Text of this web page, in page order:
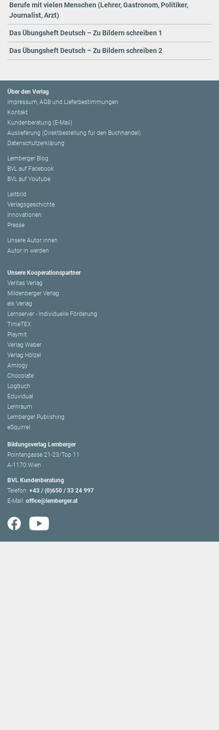
Berufe mit vielen Menschen (Lehrer, Gastronom, Politiker,
Journalist, Arzt)
Das Übungsheft Deutsch – Zu Bildern schreiben 1
Das Übungsheft Deutsch – Zu Bildern schreiben 2
Über den Verlag
Impressum, AGB und Lieferbestimmungen
Kontakt
Kundenberatung (E-Mail)
Auslieferung (Direktbestellung für den Buchhandel)
Datenschutzerklärung
Lemberger Blog
BVL auf Facebook
BVL auf Youtube
Leitbild
Verlagsgeschichte
Innovationen
Presse
Unsere Autor:innen
Autor:in werden
Unsere Kooperationspartner
Veritas Verlag
Mildenberger Verlag
elk Verlag
Lernserver - Individuelle Förderung
TimeTEX
Playmit
Verlag Weber
Verlag Hölzel
Amlogy
Chocolate
Logbuch
Eduvidual
Lernraum
Lemberger Publishing
eSquirrel
Bildungsverlag Lemberger
Pointengasse 21-23/Top 11
A-1170 Wien
BVL Kundenberatung
Telefon: +43 / (0)650 / 33 24 997
E-Mail: office@lemberger.at